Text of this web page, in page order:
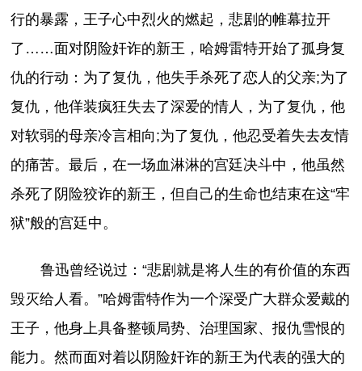
行的暴露，王子心中烈火的燃起，悲剧的帷幕拉开
了……面对阴险奸诈的新王，哈姆雷特开始了孤身复
仇的行动：为了复仇，他失手杀死了恋人的父亲;为了
复仇，他佯装疯狂失去了深爱的情人，为了复仇，他
对软弱的母亲冷言相向;为了复仇，他忍受着失去友情
的痛苦。最后，在一场血淋淋的宫廷决斗中，他虽然
杀死了阴险狡诈的新王，但自己的生命也结束在这“牢
狱”般的宫廷中。
鲁迅曾经说过：“悲剧就是将人生的有价值的东西
毁灭给人看。”哈姆雷特作为一个深受广大群众爱戴的
王子，他身上具备整顿局势、治理国家、报仇雪恨的
能力。然而面对着以阴险奸诈的新王为代表的强大的